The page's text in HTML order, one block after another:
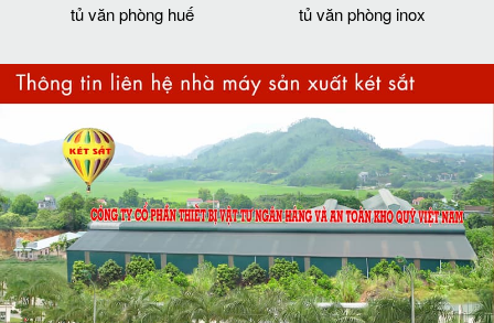
tủ văn phòng huế tủ văn phòng inox